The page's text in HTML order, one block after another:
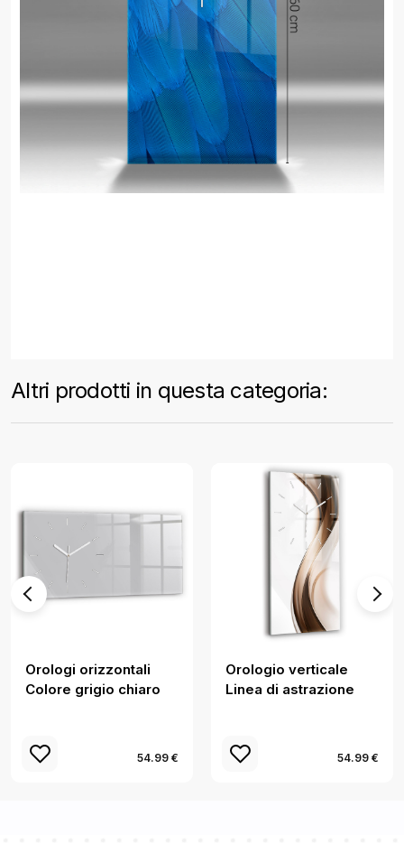
Altri prodotti in questa categoria:
Orologi orizzontali
Colore grigio chiaro
54.99 €
Orologio verticale
Linea di astrazione
54.99 €